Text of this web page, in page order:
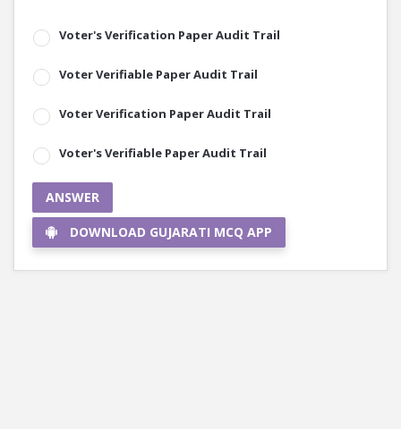
Voter's Verification Paper Audit Trail
Voter Verifiable Paper Audit Trail
Voter Verification Paper Audit Trail
Voter's Verifiable Paper Audit Trail
ANSWER
DOWNLOAD GUJARATI MCQ APP